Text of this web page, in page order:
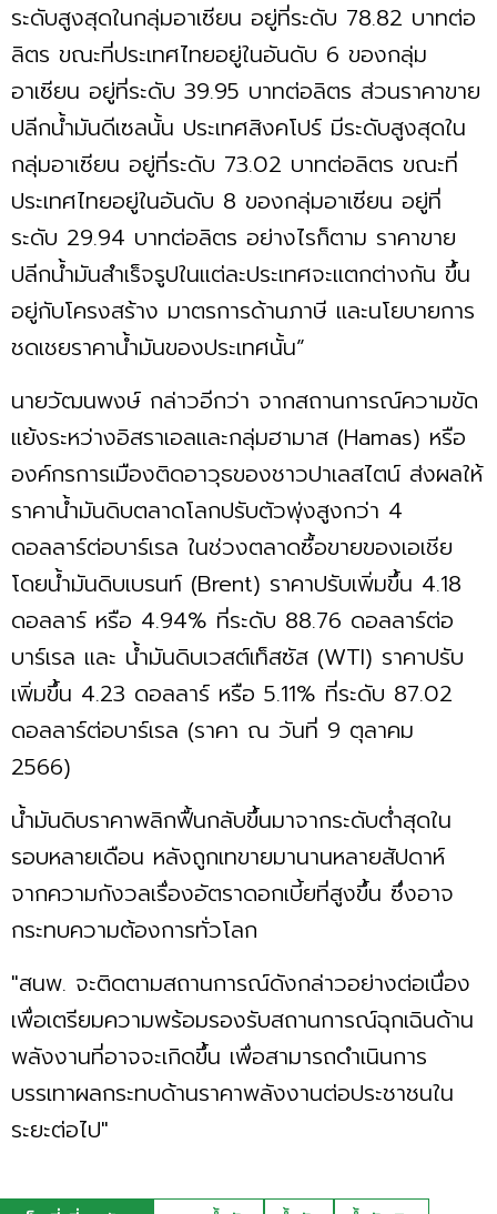
ระดับสูงสุดในกลุ่มอาเซียน อยู่ที่ระดับ 78.82 บาทต่อ
ลิตร ขณะที่ประเทศไทยอยู่ในอันดับ 6 ของกลุ่ม
อาเซียน อยู่ที่ระดับ 39.95 บาทต่อลิตร ส่วนราคาขาย
ปลีกน้ำมันดีเซลนั้น ประเทศสิงคโปร์ มีระดับสูงสุดใน
กลุ่มอาเซียน อยู่ที่ระดับ 73.02 บาทต่อลิตร ขณะที่
ประเทศไทยอยู่ในอันดับ 8 ของกลุ่มอาเซียน อยู่ที่
ระดับ 29.94 บาทต่อลิตร อย่างไรก็ตาม ราคาขาย
ปลีกน้ำมันสำเร็จรูปในแต่ละประเทศจะแตกต่างกัน ขึ้น
อยู่กับโครงสร้าง มาตรการด้านภาษี และนโยบายการ
ชดเชยราคาน้ำมันของประเทศนั้น”
นายวัฒนพงษ์ กล่าวอีกว่า จากสถานการณ์ความขัด
แย้งระหว่างอิสราเอลและกลุ่มฮามาส (Hamas) หรือ
องค์กรการเมืองติดอาวุธของชาวปาเลสไตน์ ส่งผลให้
ราคาน้ำมันดิบตลาดโลกปรับตัวพุ่งสูงกว่า 4
ดอลลาร์ต่อบาร์เรล ในช่วงตลาดซื้อขายของเอเชีย
โดยน้ำมันดิบเบรนท์ (Brent) ราคาปรับเพิ่มขึ้น 4.18
ดอลลาร์ หรือ 4.94% ที่ระดับ 88.76 ดอลลาร์ต่อ
บาร์เรล และ น้ำมันดิบเวสต์เท็สซัส (WTI) ราคาปรับ
เพิ่มขึ้น 4.23 ดอลลาร์ หรือ 5.11% ที่ระดับ 87.02
ดอลลาร์ต่อบาร์เรล (ราคา ณ วันที่ 9 ตุลาคม
2566)
น้ำมันดิบราคาพลิกฟื้นกลับขึ้นมาจากระดับต่ำสุดใน
รอบหลายเดือน หลังถูกเทขายมานานหลายสัปดาห์
จากความกังวลเรื่องอัตราดอกเบี้ยที่สูงขึ้น ซึ่งอาจ
กระทบความต้องการทั่วโลก
"สนพ. จะติดตามสถานการณ์ดังกล่าวอย่างต่อเนื่อง
เพื่อเตรียมความพร้อมรองรับสถานการณ์ฉุกเฉินด้าน
พลังงานที่อาจจะเกิดขึ้น เพื่อสามารถดำเนินการ
บรรเทาผลกระทบด้านราคาพลังงานต่อประชาชนใน
ระยะต่อไป"